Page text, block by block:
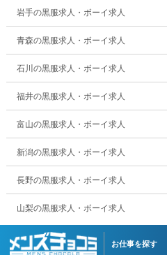
岩手の黒服求人・ボーイ求人
青森の黒服求人・ボーイ求人
石川の黒服求人・ボーイ求人
福井の黒服求人・ボーイ求人
富山の黒服求人・ボーイ求人
新潟の黒服求人・ボーイ求人
長野の黒服求人・ボーイ求人
山梨の黒服求人・ボーイ求人
お仕事を探す